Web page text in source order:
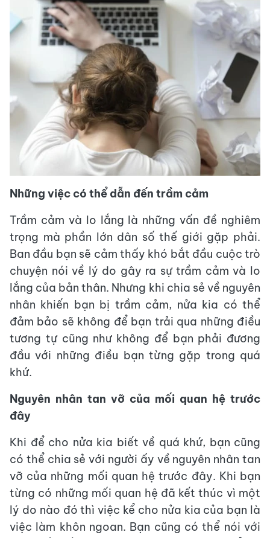
Những việc có thể dẫn đến trầm cảm
Trầm cảm và lo lắng là những vấn đề nghiêm
trọng mà phần lớn dân số thế giới gặp phải.
Ban đầu bạn sẽ cảm thấy khó bắt đầu cuộc trò
chuyện nói về lý do gây ra sự trầm cảm và lo
lắng của bản thân. Nhưng khi chia sẻ về nguyên
nhân khiến bạn bị trầm cảm, nửa kia có thể
đảm bảo sẽ không để bạn trải qua những điều
tương tự cũng như không để bạn phải đương
đầu với những điều bạn từng gặp trong quá
khứ.
Nguyên nhân tan vỡ của mối quan hệ trước
đây
Khi để cho nửa kia biết về quá khứ, bạn cũng
có thể chia sẻ với người ấy về nguyên nhân tan
vỡ của những mối quan hệ trước đây. Khi bạn
từng có những mối quan hệ đã kết thúc vì một
lý do nào đó thì việc kể cho nửa kia của bạn là
việc làm khôn ngoan. Bạn cũng có thể nói với